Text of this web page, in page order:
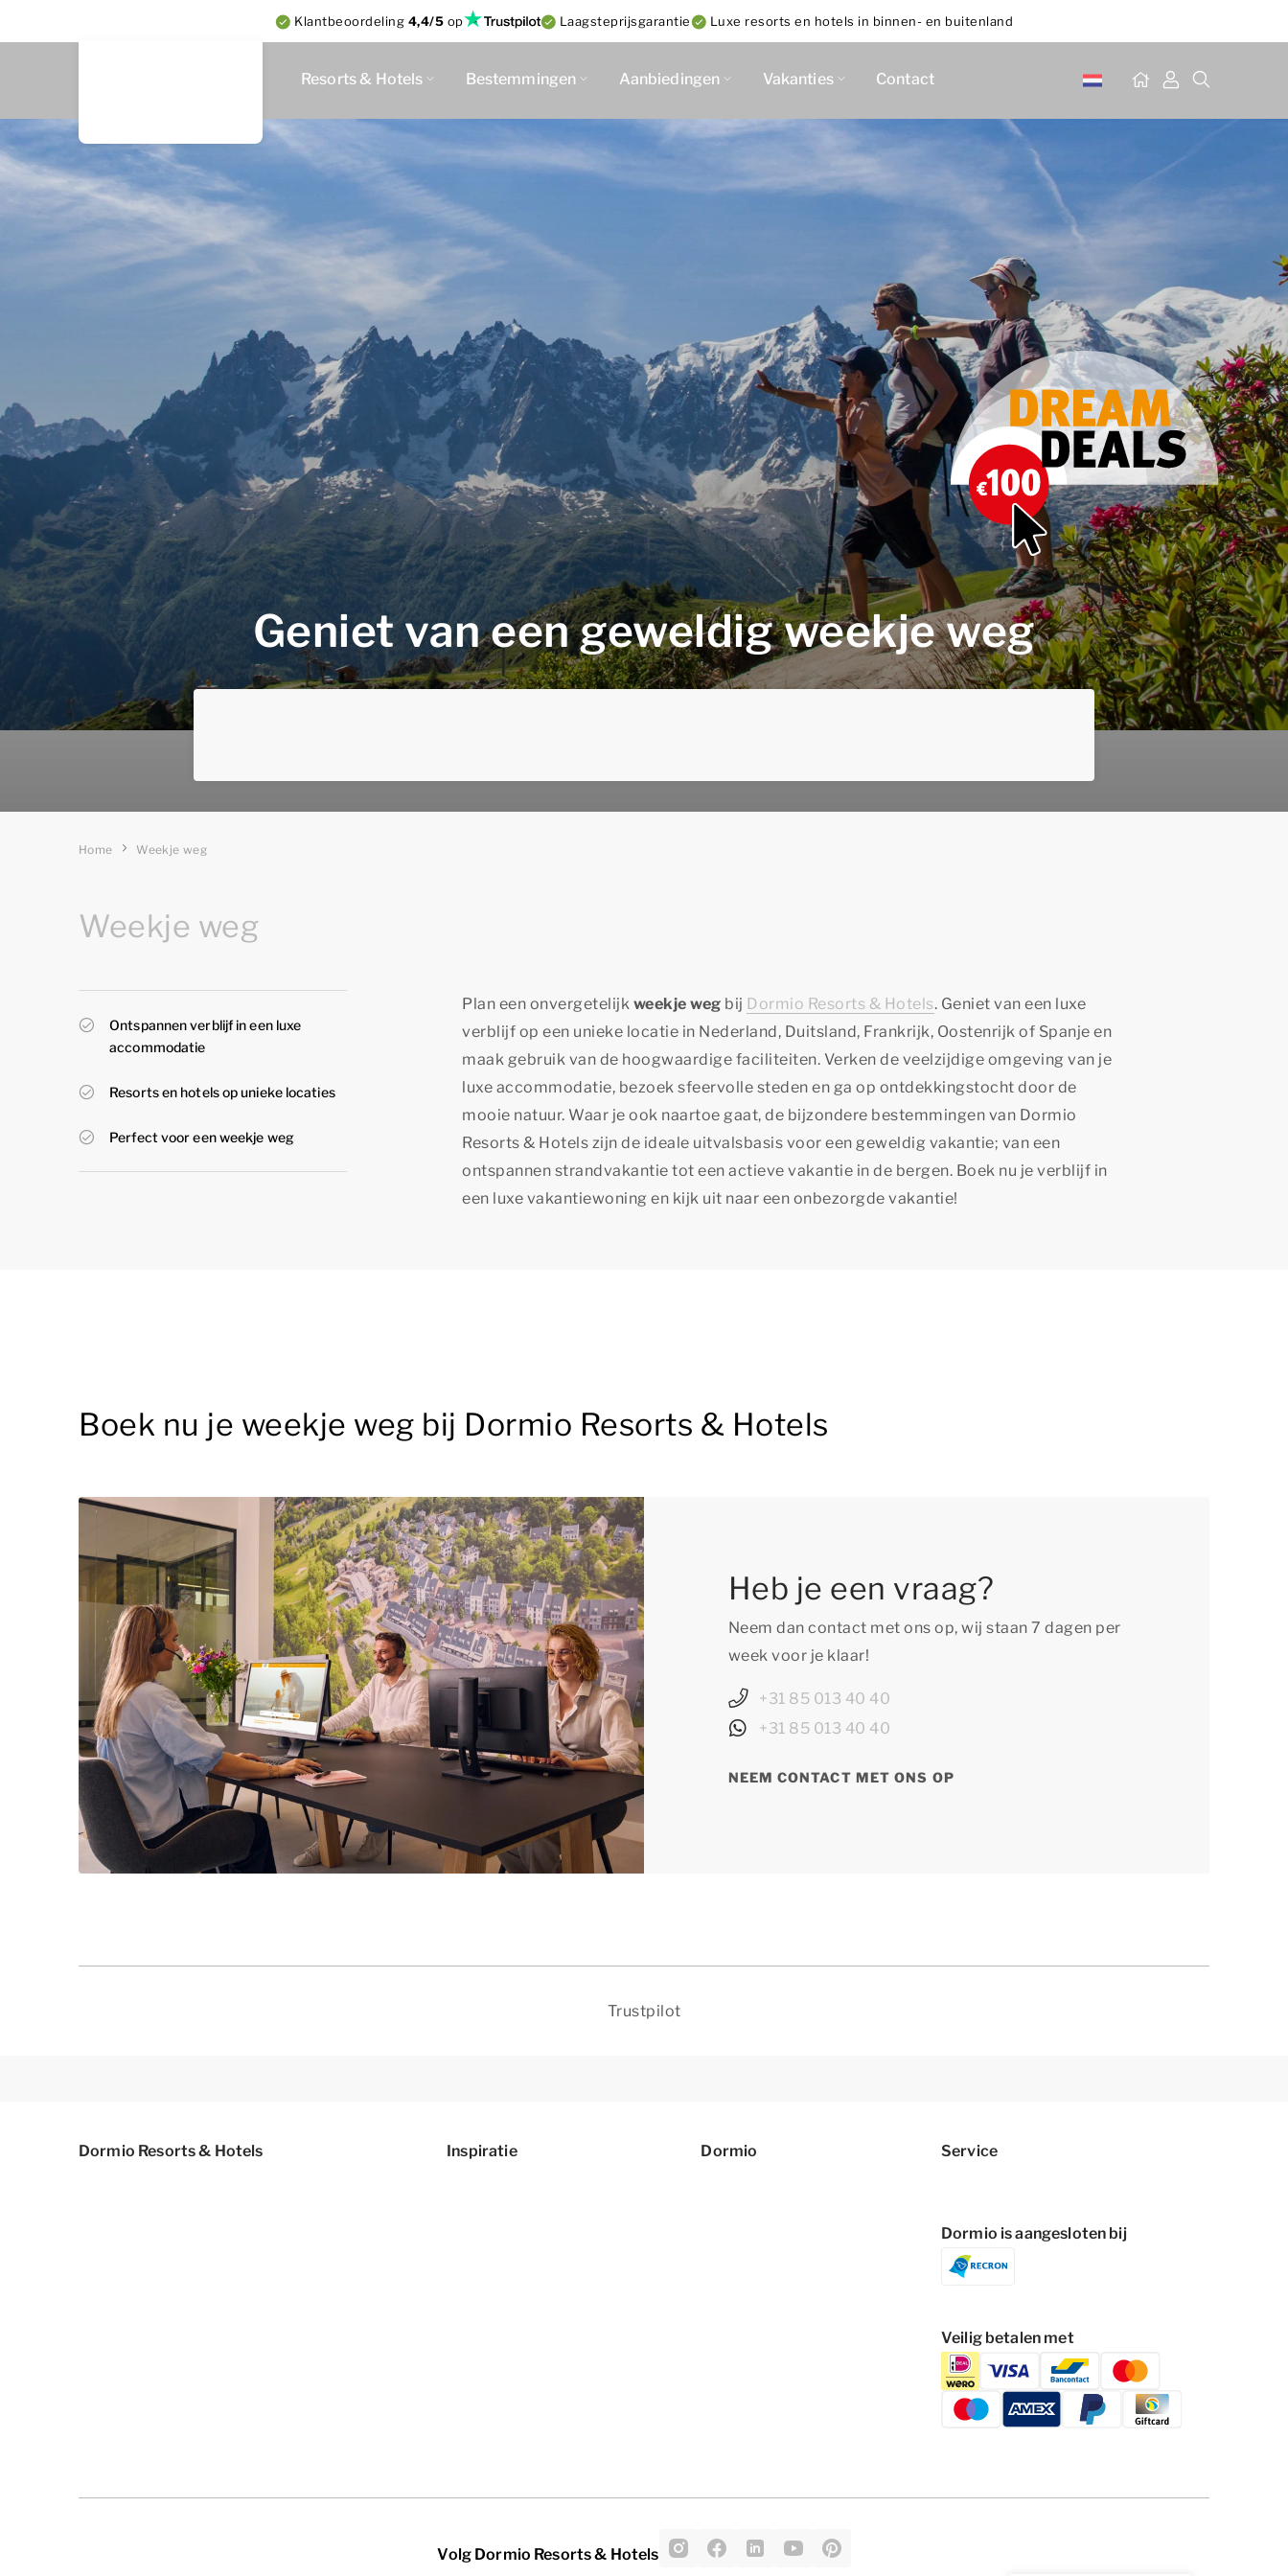
Klantbeoordeling 4,4/5 op Laagsteprijsgarantie Luxe resorts en hotels in binnen- en buitenland
Resorts & Hotels Bestemmingen Aanbiedingen Vakanties Contact
Geniet van een geweldig weekje weg
Home Weekje weg
Weekje weg
Ontspannen verblijf in een luxe
accommodatie
Resorts en hotels op unieke locaties
Perfect voor een weekje weg
Plan een onvergetelijk weekje weg bij Dormio Resorts & Hotels. Geniet van een luxe
verblijf op een unieke locatie in Nederland, Duitsland, Frankrijk, Oostenrijk of Spanje en
maak gebruik van de hoogwaardige faciliteiten. Verken de veelzijdige omgeving van je
luxe accommodatie, bezoek sfeervolle steden en ga op ontdekkingstocht door de
mooie natuur. Waar je ook naartoe gaat, de bijzondere bestemmingen van Dormio
Resorts & Hotels zijn de ideale uitvalsbasis voor een geweldig vakantie; van een
ontspannen strandvakantie tot een actieve vakantie in de bergen. Boek nu je verblijf in
een luxe vakantiewoning en kijk uit naar een onbezorgde vakantie!
Boek nu je weekje weg bij Dormio Resorts & Hotels
Heb je een vraag?
Neem dan contact met ons op, wij staan 7 dagen per
week voor je klaar!
+31 85 013 40 40
+31 85 013 40 40
NEEM CONTACT MET ONS OP
Trustpilot
Dormio Resorts & Hotels Inspiratie Dormio Service
Dormio is aangesloten bij
Veilig betalen met
Volg Dormio Resorts & Hotels